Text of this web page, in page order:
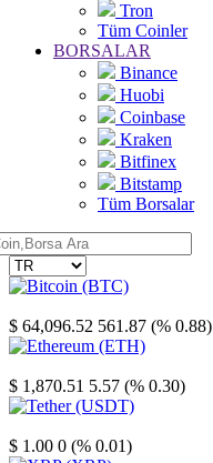
Tron
Tüm Coinler
BORSALAR
Binance
Huobi
Coinbase
Kraken
Bitfinex
Bitstamp
Tüm Borsalar
$ 64,096.52 561.87 (% 0.88)
$ 1,870.51 5.57 (% 0.30)
$ 1.00 0 (% 0.01)